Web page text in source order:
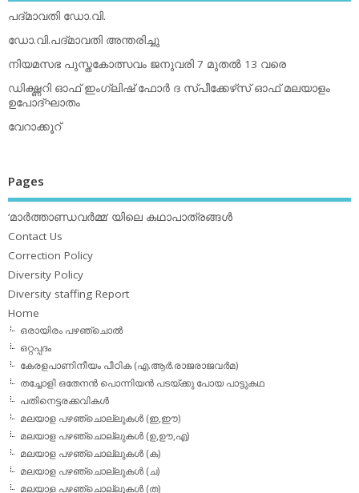
പദ്മാവതി ഡോ.വി.
ഡോ.വി.പദ്മാവതി അന്തരിച്ചു
നിയമസഭ പുസ്തകോത്സവം ജനുവരി 7 മുതല്‍ 13 വരെ
ഡിക്ഷ്ണറി ഓഫ് ഇംഗ്ലിഷ് ഫോര്‍ ദ സ്പീക്കേഴ്‌സ് ഓഫ് മലയാളം
ഉപോദ്ഘാതം
വേറാക്കൂറ്
Pages
‘മാര്‍ത്താണ്ഡവര്‍മ്മ’ യിലെ കഥാപാത്രങ്ങള്‍
Contact Us
Correction Policy
Diversity Policy
Diversity staffing Report
Home
ഒരായിരം പഴഞ്ചൊല്‍
ഒറ്റപ്പദം
കേരളപാണിനീയം പീഠിക (എ.ആര്‍.രാജരാജവര്‍മ)
തച്ചോളി ഒതേനൻ പൊന്നിയൻ പടയ്‌ക്കു പോയ പാട്ടുകഥ
പതിനെട്ടരക്കവികള്‍
മലയാള പഴഞ്ചൊല്ലുകള്‍ (ഇ,ഈ)
മലയാള പഴഞ്ചൊല്ലുകള്‍ (ഉ,ഊ,എ)
മലയാള പഴഞ്ചൊല്ലുകള്‍ (ക)
മലയാള പഴഞ്ചൊല്ലുകള്‍ (ച)
മലയാള പഴഞ്ചൊല്ലുകള്‍ (ത)